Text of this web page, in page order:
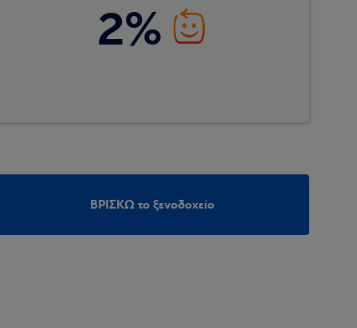
2%
ΒΡΙΣΚΩ το ξενοδοχείο